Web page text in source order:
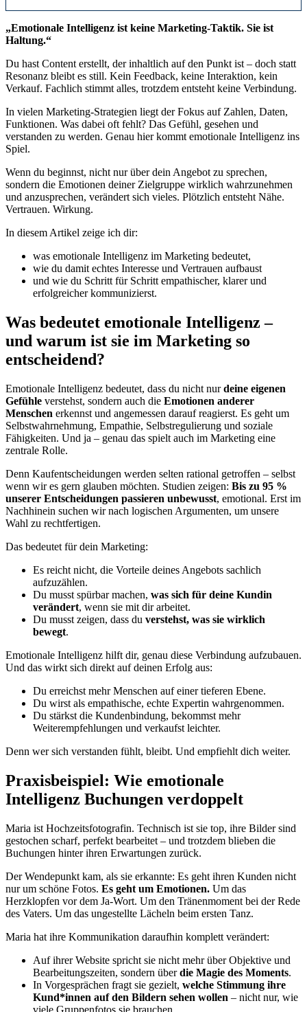
„Emotionale Intelligenz ist keine Marketing-Taktik. Sie ist
Haltung.“
Du hast Content erstellt, der inhaltlich auf den Punkt ist – doch statt
Resonanz bleibt es still. Kein Feedback, keine Interaktion, kein
Verkauf. Fachlich stimmt alles, trotzdem entsteht keine Verbindung.
In vielen Marketing-Strategien liegt der Fokus auf Zahlen, Daten,
Funktionen. Was dabei oft fehlt? Das Gefühl, gesehen und
verstanden zu werden. Genau hier kommt emotionale Intelligenz ins
Spiel.
Wenn du beginnst, nicht nur über dein Angebot zu sprechen,
sondern die Emotionen deiner Zielgruppe wirklich wahrzunehmen
und anzusprechen, verändert sich vieles. Plötzlich entsteht Nähe.
Vertrauen. Wirkung.
In diesem Artikel zeige ich dir:
was emotionale Intelligenz im Marketing bedeutet,
wie du damit echtes Interesse und Vertrauen aufbaust
und wie du Schritt für Schritt empathischer, klarer und
erfolgreicher kommunizierst.
Was bedeutet emotionale Intelligenz –
und warum ist sie im Marketing so
entscheidend?
Emotionale Intelligenz bedeutet, dass du nicht nurdeine eigenen
Gefühle verstehst, sondern auch die Emotionen anderer
Menschen erkennst und angemessen darauf reagierst. Es geht um
Selbstwahrnehmung, Empathie, Selbstregulierung und soziale
Fähigkeiten. Und ja – genau das spielt auch im Marketing eine
zentrale Rolle.
Denn Kaufentscheidungen werden selten rational getroffen – selbst
wenn wir es gern glauben möchten. Studien zeigen: Bis zu 95 %
unserer Entscheidungen passieren unbewusst, emotional. Erst im
Nachhinein suchen wir nach logischen Argumenten, um unsere
Wahl zu rechtfertigen.
Das bedeutet für dein Marketing:
Es reicht nicht, die Vorteile deines Angebots sachlich
aufzuzählen.
Du musst spürbar machen, was sich für deine Kundin
verändert, wenn sie mit dir arbeitet.
Du musst zeigen, dass du verstehst, was sie wirklich
bewegt.
Emotionale Intelligenz hilft dir, genau diese Verbindung aufzubauen.
Und das wirkt sich direkt auf deinen Erfolg aus:
Du erreichst mehr Menschen auf einer tieferen Ebene.
Du wirst als empathische, echte Expertin wahrgenommen.
Du stärkst die Kundenbindung, bekommst mehr
Weiterempfehlungen und verkaufst leichter.
Denn wer sich verstanden fühlt, bleibt. Und empfiehlt dich weiter.
Praxisbeispiel: Wie emotionale
Intelligenz Buchungen verdoppelt
Maria ist Hochzeitsfotografin. Technisch ist sie top, ihre Bilder sind
gestochen scharf, perfekt bearbeitet – und trotzdem blieben die
Buchungen hinter ihren Erwartungen zurück.
Der Wendepunkt kam, als sie erkannte: Es geht ihren Kunden nicht
nur um schöne Fotos. Es geht um Emotionen. Um das
Herzklopfen vor dem Ja-Wort. Um den Tränenmoment bei der Rede
des Vaters. Um das ungestellte Lächeln beim ersten Tanz.
Maria hat ihre Kommunikation daraufhin komplett verändert:
Auf ihrer Website spricht sie nicht mehr über Objektive und
Bearbeitungszeiten, sondern überdie Magie des Moments.
In Vorgesprächen fragt sie gezielt, welche Stimmung ihre
Kund*innen auf den Bildern sehen wollen – nicht nur, wie
viele Gruppenfotos sie brauchen.